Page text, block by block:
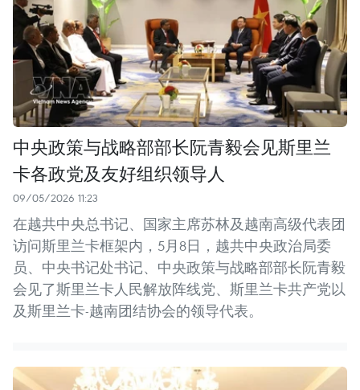
中央政策与战略部部长阮青毅会见斯里兰
卡各政党及友好组织领导人
09/05/2026 11:23
在越共中央总书记、国家主席苏林及越南高级代表团
访问斯里兰卡框架内，5月8日，越共中央政治局委
员、中央书记处书记、中央政策与战略部部长阮青毅
会见了斯里兰卡人民解放阵线党、斯里兰卡共产党以
及斯里兰卡-越南团结协会的领导代表。